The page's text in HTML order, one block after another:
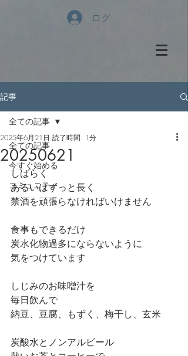
ログイン
記事
全ての記事
今すぐ始める
コミュニティ
全ての記事
20250621
2025年6月21日 読了時間: 1分
しばらく
あるいはずっと長く
禁酒を頑張らなければいけません
食事もできるだけ
炭水化物過多にならないように
気をつけています
しじみのお味噌汁を
毎日飲んで
納豆、豆腐、もずく、梅干し、玄米
炭酸水とノンアルビール